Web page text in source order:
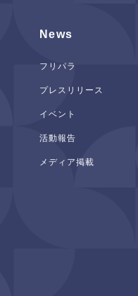
News
フリパラ
プレスリリース
イベント
活動報告
メディア掲載